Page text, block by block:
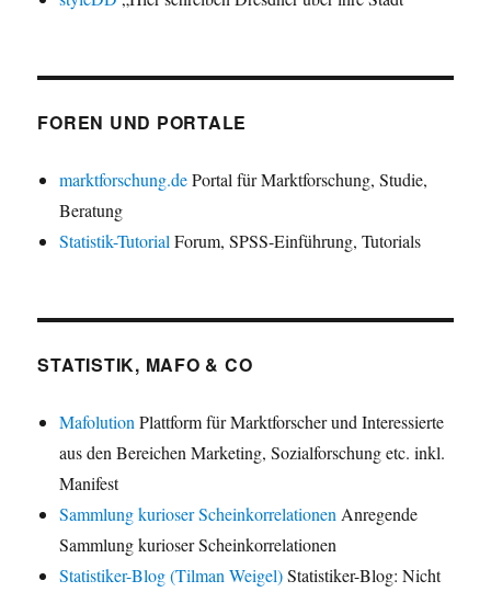
FOREN UND PORTALE
marktforschung.dePortal für Marktforschung, Studie,
Beratung
Statistik-Tutorial Forum, SPSS-Einführung, Tutorials
STATISTIK, MAFO & CO
Mafolution Plattform für Marktforscher und Interessierte
aus den Bereichen Marketing, Sozialforschung etc. inkl.
Manifest
Sammlung kurioser Scheinkorrelationen Anregende
Sammlung kurioser Scheinkorrelationen
Statistiker-Blog (Tilman Weigel)Statistiker-Blog: Nicht